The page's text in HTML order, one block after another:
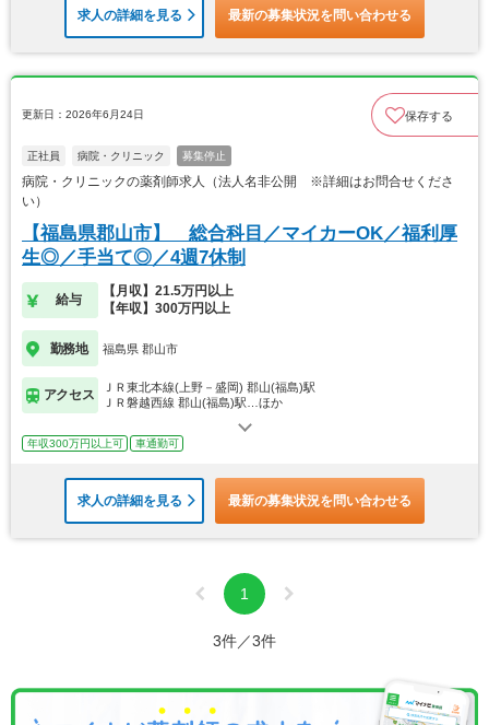
求人の詳細を見る 最新の募集状況を問い合わせる
更新日：2026年6月24日 保存する
正社員 病院・クリニック 募集停止
病院・クリニックの薬剤師求人（法人名非公開 ※詳細はお問合せくださ
い）
【福島県郡山市】 総合科目／マイカーOK／福利厚
生◎／手当て◎／4週7休制
給与
【月収】21.5万円以上
【年収】300万円以上
勤務地 福島県 郡山市
アクセス
ＪＲ東北本線(上野－盛岡) 郡山(福島)駅
ＪＲ磐越西線 郡山(福島)駅…ほか
年収300万円以上可 車通勤可
求人の詳細を見る 最新の募集状況を問い合わせる
1
3件／3件